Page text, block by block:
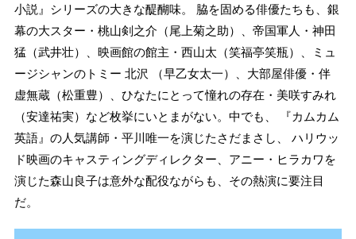
小説』シリーズの大きな醍醐味。 脇を固める俳優たちも、銀
幕の大スター・桃山剣之介（尾上菊之助）、帝国軍人・神田
猛（武井壮）、映画館の館主・西山太（笑福亭笑瓶）、ミュ
ージシャンのトミー 北沢 （早乙女太一）、大部屋俳優・伴
虚無蔵（松重豊）、ひなたにとって憧れの存在・美咲すみれ
（安達祐実）など枚挙にいとまがない。中でも、 『カムカム
英語』の人気講師・平川唯一を演じたさだまさし、 ハリウッ
ド映画のキャスティングディレクター、アニー・ヒラカワを
演じた森山良子は意外な配役ながらも、その熱演に要注目
だ。